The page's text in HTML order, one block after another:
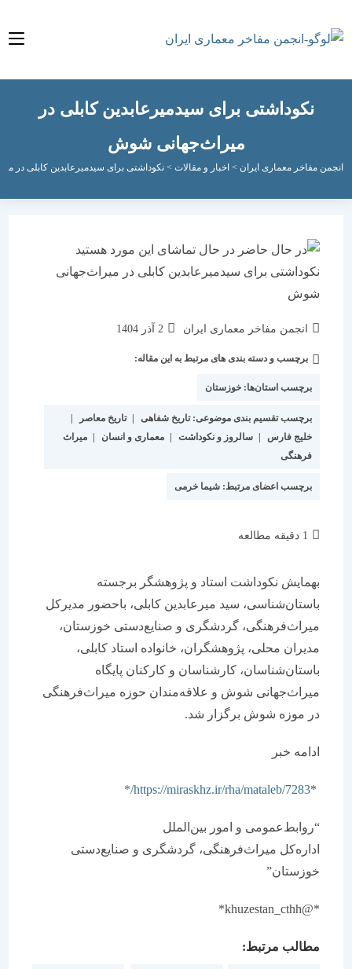
نکوداشتی برای سیدمیرعابدین کابلی در
میراث‌جهانی شوش
مفاخر معماری ایران > اخبار و مقالات>نکوداشتی برای سیدمیرعابدین کابلی در
انجمن مفاخر معماری ایران
نوشته
شده
2 آذر 1404
برچسب و دسته بندی های مرتبط به این مقاله:
برچسب استان‌ها:خوزستان
برچسب تقسیم بندی موضوعی:تاریخ شفاهی | تاریخ معاصر |
خلیج فارس
| سالروز و نکوداشت | معماری و انسان
میراث
فرهنگی
برچسب اعضای مرتبط: شیما خرمی
بهمایش نکوداشت استاد و پژوهشگر برجسته
باستان‌شناسی، سید میرعابدین کابلی، باحضور مدیرکل
میراث‌فرهنگی، گردشگری و صنایع‌دستی خوزستان،
مدیران محلی، پژوهشگران، خانواده استاد کابلی،
باستان‌شناسان، کارشناسان و کارکنان پایگاه
میراث‌جهانی شوش و علاقه‌مندان حوزه میراث‌فرهنگی
در موزه شوش برگزار شد.
ادامه خبر
https://miraskhz.ir/rha/mataleb/7283/*
“روابط‌عمومی و امور بین‌الملل
اداره‌کل میراث‌فرهنگی، گردشگری و صنایع‌دستی
خوزستان”
مطالب مرتبط: